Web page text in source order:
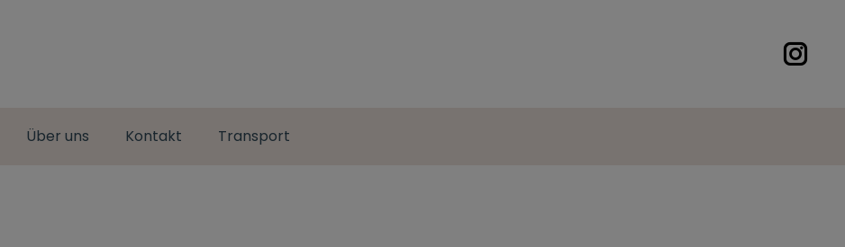
Über uns Kontakt Transport